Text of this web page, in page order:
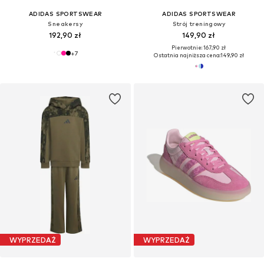
ADIDAS SPORTSWEAR
Sneakersy
192,90 zł
+7
ADIDAS SPORTSWEAR
Strój treningowy
149,90 zł
Pierwotnie: 167,90 zł
Ostatnia najniższa cena:149,90 zł
WYPRZEDAŻ WYPRZEDAŻ